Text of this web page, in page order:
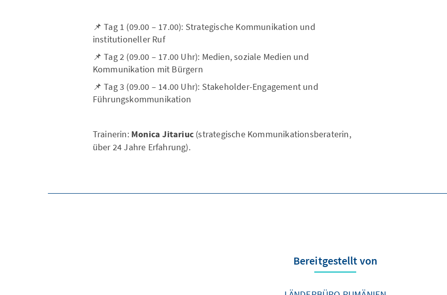
📌 Tag 1 (09.00 – 17.00): Strategische Kommunikation und
institutioneller Ruf
📌 Tag 2 (09.00 – 17.00 Uhr): Medien, soziale Medien und
Kommunikation mit Bürgern
📌 Tag 3 (09.00 – 14.00 Uhr): Stakeholder-Engagement und
Führungskommunikation
Trainerin: Monica Jitariuc (strategische Kommunikationsberaterin,
über 24 Jahre Erfahrung).
Bereitgestellt von